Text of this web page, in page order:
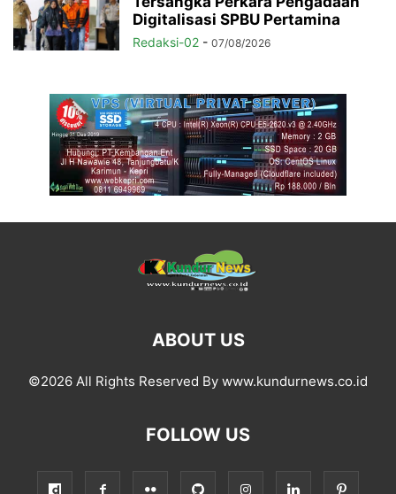
Digitalisasi SPBU Pertamina
Redaksi-02 - 07/08/2026
ABOUT US
©2026 All Rights Reserved By www.kundurnews.co.id
FOLLOW US